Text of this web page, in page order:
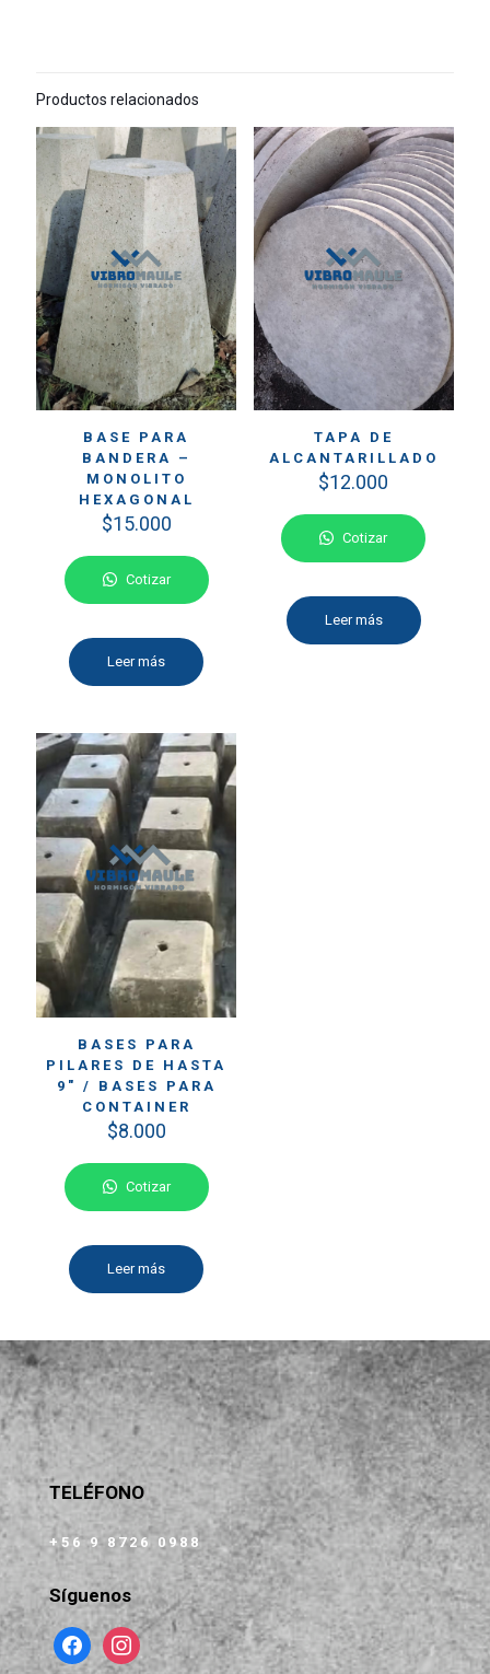
Productos relacionados
BASE PARA
BANDERA –
MONOLITO
HEXAGONAL
$15.000
Cotizar
Leer más
TAPA DE
ALCANTARILLADO
$12.000
Cotizar
Leer más
BASES PARA
PILARES DE HASTA
9″ / BASES PARA
CONTAINER
$8.000
Cotizar
Leer más
TELÉFONO
+56 9 8726 0988
Síguenos
facebookinstagram